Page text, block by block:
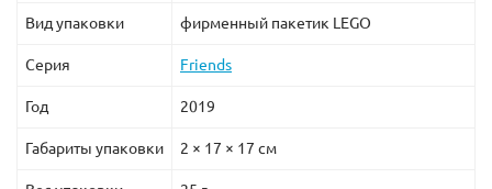
Вид упаковки фирменный пакетик LEGO
Серия Friends
Год 2019
Габариты упаковки 2 × 17 × 17 см